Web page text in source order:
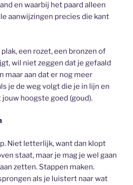
en waarbij het paard alleen
aanwijzingen precies die kant
een rozet, een bronzen of
wil niet zeggen dat je gefaald
maar aan dat er nog meer
je de weg volgt die je in lijn en
hoogste goed (goud).
Niet letterlijk, want dan klopt
staat, maar je mag je wel gaan
zetten. Stappen maken.
als je luistert naar wat